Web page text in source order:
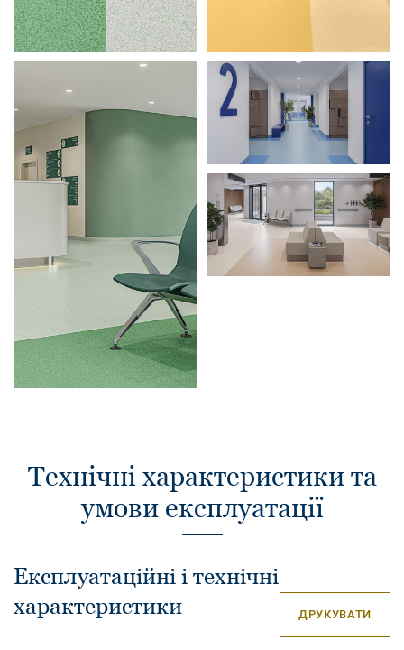
Технічні характеристики та
умови експлуатації
Експлуатаційні і технічні
характеристики
ДРУКУВАТИ